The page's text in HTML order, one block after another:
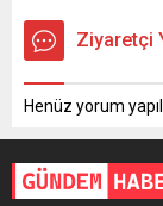
Ziyaretçi
Henüz yorum